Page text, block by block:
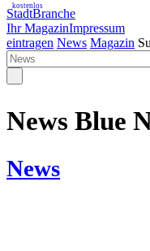
StadtBranche
Ihr MagazinImpressum
kostenlos
eintragen News Magazin
News Blue
News